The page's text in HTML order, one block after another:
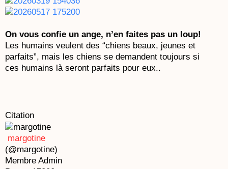
On vous confie un ange, n’en faites pas un loup!
Les humains veulent des “chiens beaux, jeunes et
parfaits”, mais les chiens se demandent toujours si
ces humains là seront parfaits pour eux..
Citation
margotine
(@margotine)
Membre Admin